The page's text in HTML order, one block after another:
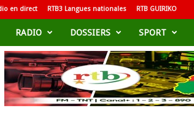
en direct RTB3 Langues nationales RTB GUIRIKO
RADIO DOSSIERS SPORT